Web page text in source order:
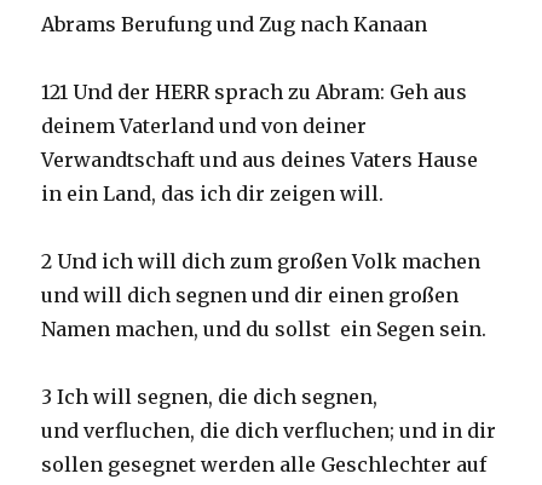
Abrams Berufung und Zug nach Kanaan
121 Und der HERR sprach zu Abram: Geh aus
deinem Vaterland und von deiner
Verwandtschaft und aus deines Vaters Hause
in ein Land, das ich dir zeigen will.
2 Und ich will dich zum großen Volk machen
und will dich segnen und dir einen großen
Namen machen, und du sollst ein Segen sein.
3 Ich will segnen, die dich segnen,
und verfluchen, die dich verfluchen; und in dir
sollen gesegnet werden alle Geschlechter auf